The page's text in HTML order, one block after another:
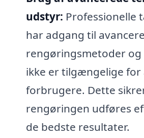
udstyr: Professionelle
har adgang til
rengøringsmetoder og
ikke er tilgængelige for
forbrugere. Dette
rengøringen udføres
de bedste resultater.